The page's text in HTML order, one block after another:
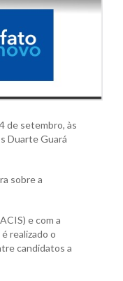
de setembro, às
Duarte Guará
sobre a
e com a
realizado o
candidatos a